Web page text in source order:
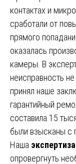
контактах и
сработали от
прямого
оказалась
камеры. В
неисправность
принял наше
гарантийный
составила 15
были взысканы с
Наша
опровергнуть